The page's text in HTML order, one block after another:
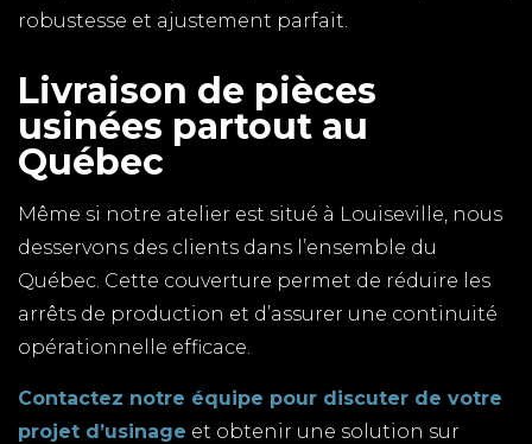
robustesse et ajustement parfait.
Livraison de pièces
usinées partout au
Québec
Même si notre atelier est situé à Louiseville, nous
desservons des clients dans l’ensemble du
Québec. Cette couverture permet de réduire les
arrêts de production et d’assurer une continuité
opérationnelle efficace.
Contactez notre équipe pour discuter de votre
projet d’usinage et obtenir une solution sur